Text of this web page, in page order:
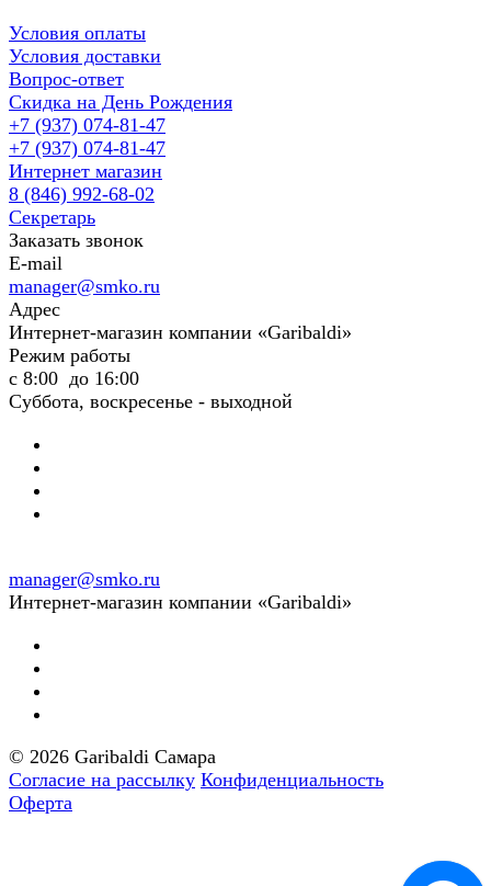
Условия оплаты
Условия доставки
Вопрос-ответ
Скидка на День Рождения
+7 (937) 074-81-47
+7 (937) 074-81-47
Интернет магазин
8 (846) 992-68-02
Секретарь
Заказать звонок
E-mail
manager@smko.ru
Адрес
Интернет-магазин компании «Garibaldi»
Режим работы
с 8:00 до 16:00
Суббота, воскресенье - выходной
manager@smko.ru
Интернет-магазин компании «Garibaldi»
© 2026 Garibaldi Самара
Согласие на рассылку Конфиденциальность
Оферта